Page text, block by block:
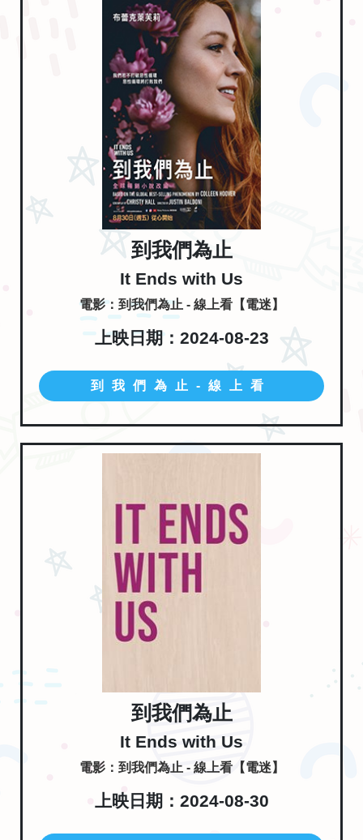
到我們為止
It Ends with Us
電影：到我們為止 - 線上看【電迷】
上映日期：2024-08-23
到我們為止-線上看
到我們為止
It Ends with Us
電影：到我們為止 - 線上看【電迷】
上映日期：2024-08-30